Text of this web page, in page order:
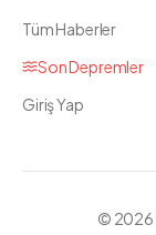
Tüm Haberler
Son Depremler
Giriş Yap
© 2026